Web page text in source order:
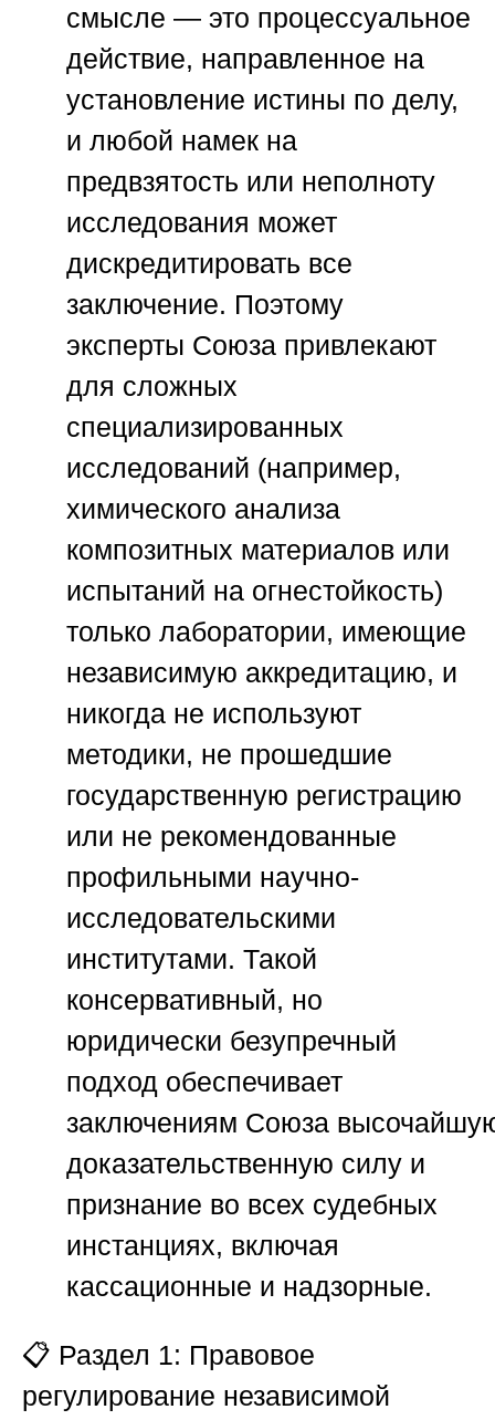
смысле — это процессуальное
действие, направленное на
установление истины по делу,
и любой намек на
предвзятость или неполноту
исследования может
дискредитировать все
заключение. Поэтому
эксперты Союза привлекают
для сложных
специализированных
исследований (например,
химического анализа
композитных материалов или
испытаний на огнестойкость)
только лаборатории, имеющие
независимую аккредитацию, и
никогда не используют
методики, не прошедшие
государственную регистрацию
или не рекомендованные
профильными научно-
исследовательскими
институтами. Такой
консервативный, но
юридически безупречный
подход обеспечивает
заключениям Союза
доказательственную силу и
признание во всех судебных
инстанциях, включая
кассационные и надзорные.
📋 Раздел 1: Правовое
регулирование независимой